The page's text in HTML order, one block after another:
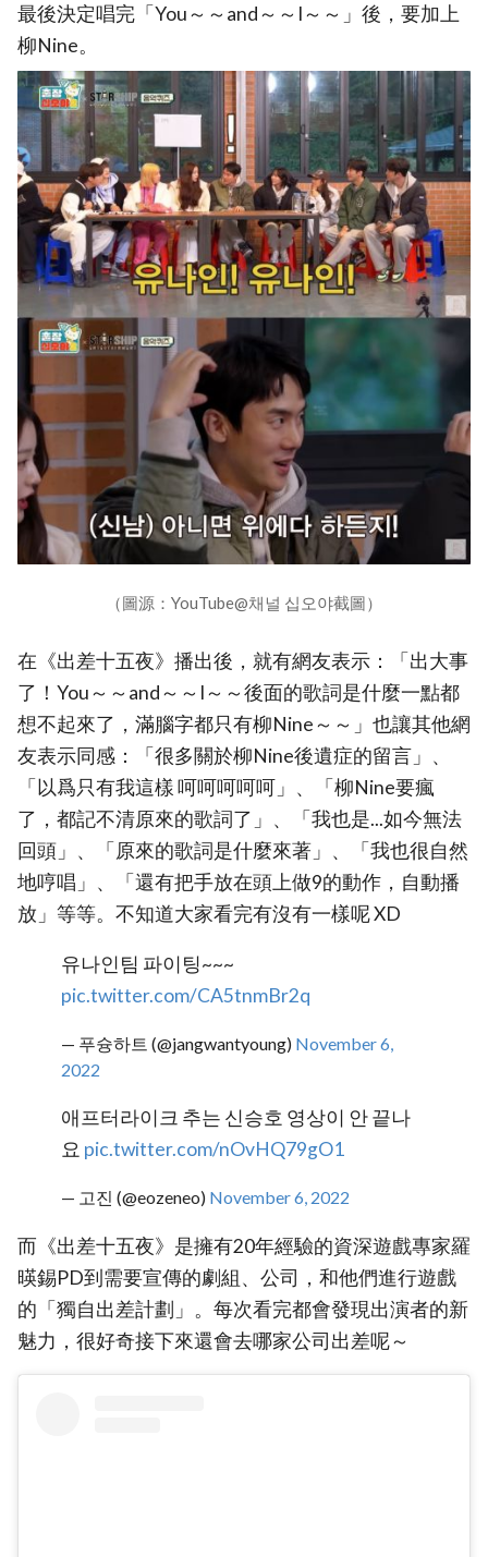
最後決定唱完「You～～and～～I～～」後，要加上
柳Nine。
（圖源：YouTube@채널 십오야截圖）
在《出差十五夜》播出後，就有網友表示：「出大事
了！You～～and～～I～～後面的歌詞是什麼一點都
想不起來了，滿腦字都只有柳Nine～～」也讓其他網
友表示同感：「很多關於柳Nine後遺症的留言」、
「以爲只有我這樣 呵呵呵呵呵」、「柳Nine要瘋
了，都記不清原來的歌詞了」、「我也是...如今無法
回頭」、「原來的歌詞是什麼來著」、「我也很自然
地哼唱」、「還有把手放在頭上做9的動作，自動播
放」等等。不知道大家看完有沒有一樣呢 XD
유나인팀 파이팅~~~
pic.twitter.com/CA5tnmBr2q
— 푸슝하트 (@jangwantyoung) November 6,
2022
애프터라이크 추는 신승호 영상이 안 끝나
요 pic.twitter.com/nOvHQ79gO1
— 고진 (@eozeneo) November 6, 2022
而《出差十五夜》是擁有20年經驗的資深遊戲專家羅
暎錫PD到需要宣傳的劇組、公司，和他們進行遊戲
的「獨自出差計劃」。每次看完都會發現出演者的新
魅力，很好奇接下來還會去哪家公司出差呢～